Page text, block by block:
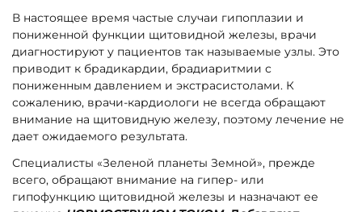
В настоящее время частые случаи гипоплазии и
пониженной функции щитовидной железы, врачи
диагностируют у пациентов так называемые узлы. Это
приводит к брадикардии, брадиаритмии с
пониженным давлением и экстрасистолами. К
сожалению, врачи-кардиологи не всегда обращают
внимание на щитовидную железу, поэтому лечение не
дает ожидаемого результата.
Специалисты «Зеленой планеты Земной», прежде
всего, обращают внимание на гипер- или
гипофункцию щитовидной железы и назначают ее